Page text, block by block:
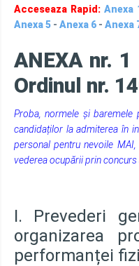
Acceseaza Rapid: Anexa
Anexa 5 - Anexa 6 - Anexa
ANEXA nr. 1
Ordinul nr.
Proba, normele și baremele
candidaților la admiterea în
personal pentru nevoile
vederea ocupării prin concurs
I. Prevederi
organizarea
performanței